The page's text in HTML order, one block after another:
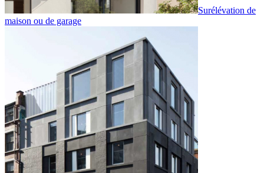
Surélévation de
maison ou de garage